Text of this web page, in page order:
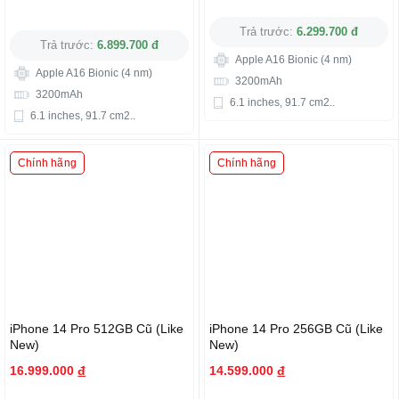
Trả trước: 6.899.700 đ
Apple A16 Bionic (4 nm)
3200mAh
6.1 inches, 91.7 cm2..
Trả trước: 6.299.700 đ
Apple A16 Bionic (4 nm)
3200mAh
6.1 inches, 91.7 cm2..
Chính hãng
iPhone 14 Pro 512GB Cũ (Like
New)
16.999.000 đ
Chính hãng
iPhone 14 Pro 256GB Cũ (Like
New)
14.599.000 đ